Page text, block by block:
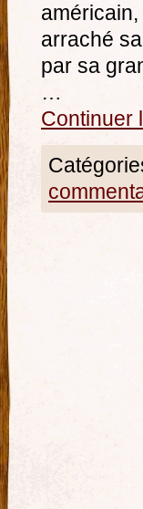
arraché
par sa
…
Continuer